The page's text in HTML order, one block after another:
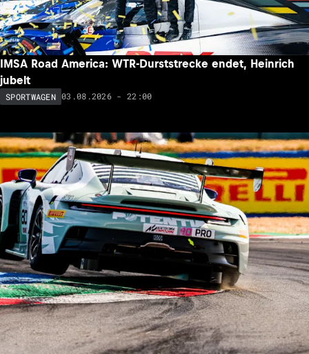
IMSA Road America: WTR-Durststrecke endet, Heinrich
jubelt
SPORTWAGEN 03.08.2026 - 22:00